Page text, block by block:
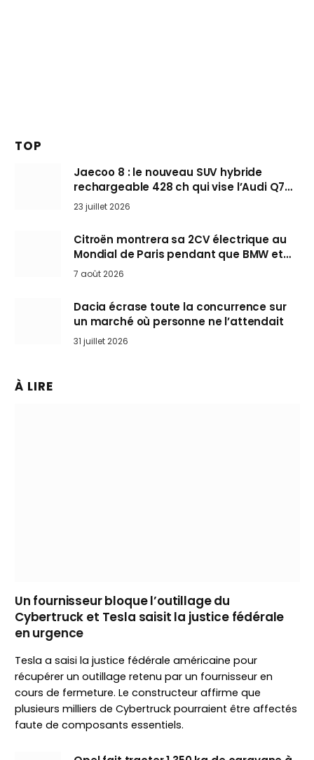
TOP
Jaecoo 8 : le nouveau SUV hybride
rechargeable 428 ch qui vise l’Audi Q7
arrive en Europe cet automne
23 juillet 2026
Citroën montrera sa 2CV électrique au
Mondial de Paris pendant que BMW et
Mini désertent le salon
7 août 2026
Dacia écrase toute la concurrence sur
un marché où personne ne l’attendait
31 juillet 2026
À LIRE
Un fournisseur bloque l’outillage du
Cybertruck et Tesla saisit la justice fédérale
en urgence
Tesla a saisi la justice fédérale américaine pour
récupérer un outillage retenu par un fournisseur en
cours de fermeture. Le constructeur affirme que
plusieurs milliers de Cybertruck pourraient être affectés
faute de composants essentiels.